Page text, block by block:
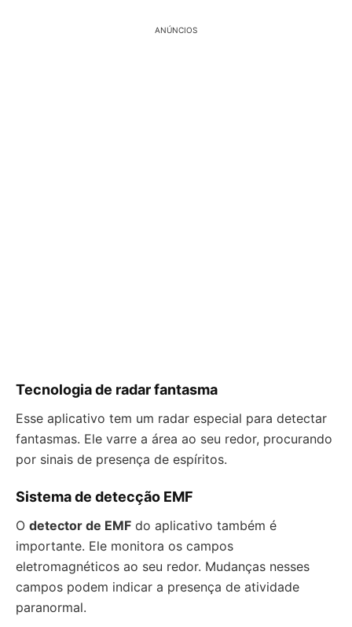
ANÚNCIOS
Tecnologia de radar fantasma
Esse aplicativo tem um radar especial para detectar
fantasmas. Ele varre a área ao seu redor, procurando
por sinais de presença de espíritos.
Sistema de detecção EMF
O detector de EMF do aplicativo também é
importante. Ele monitora os campos
eletromagnéticos ao seu redor. Mudanças nesses
campos podem indicar a presença de atividade
paranormal.